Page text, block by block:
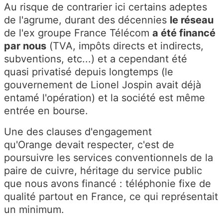
Au risque de contrarier ici certains adeptes
de l'agrume, durant des décennies le réseau
de l'ex groupe France Télécom a été financé
par nous (TVA, impôts directs et indirects,
subventions, etc...) et a cependant été
quasi privatisé depuis longtemps (le
gouvernement de Lionel Jospin avait déjà
entamé l'opération) et la société est même
entrée en bourse.
Une des clauses d'engagement
qu'Orange devait respecter, c'est de
poursuivre les services conventionnels de la
paire de cuivre, héritage du service public
que nous avons financé : téléphonie fixe de
qualité partout en France, ce qui représentait
un minimum.